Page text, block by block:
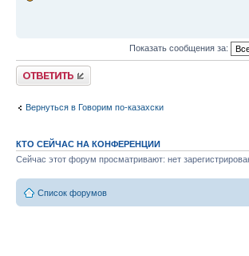
Показать сообщения за:
Ответить
Вернуться в Говорим по-казахски
КТО СЕЙЧАС НА КОНФЕРЕНЦИИ
Сейчас этот форум просматривают: нет
Список форумов